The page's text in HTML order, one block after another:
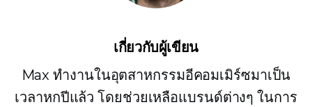
เกี่ยวกับผู้เขียน
Max ทำงานในอุตสาหกรรมอีคอมเมิร์ซมาเป็น
เวลาหกปีแล้ว โดยช่วยเหลือแบรนด์ต่างๆ ในการ